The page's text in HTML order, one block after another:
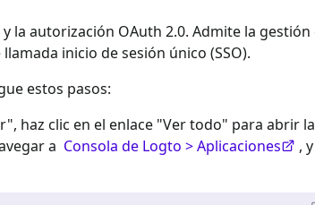
la autorización OAuth 2.0. Admite la
inicio de sesión único (SSO).
estos pasos:
haz clic en el enlace "Ver todo" para abrir
a Consola de Logto > Aplicaciones
,